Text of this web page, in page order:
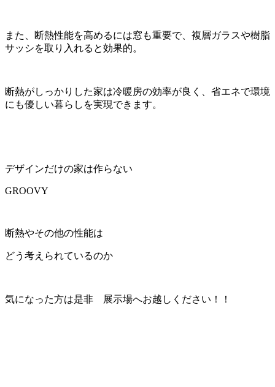
また、断熱性能を高めるには窓も重要で、複層ガラスや樹脂
サッシを取り入れると効果的。
断熱がしっかりした家は冷暖房の効率が良く、省エネで環境
にも優しい暮らしを実現できます。
デザインだけの家は作らない
GROOVY
断熱やその他の性能は
どう考えられているのか
気になった方は是非 展示場へお越しください！！